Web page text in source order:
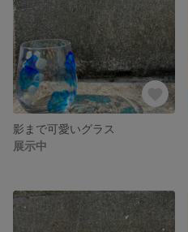
影まで可愛いグラス
展示中